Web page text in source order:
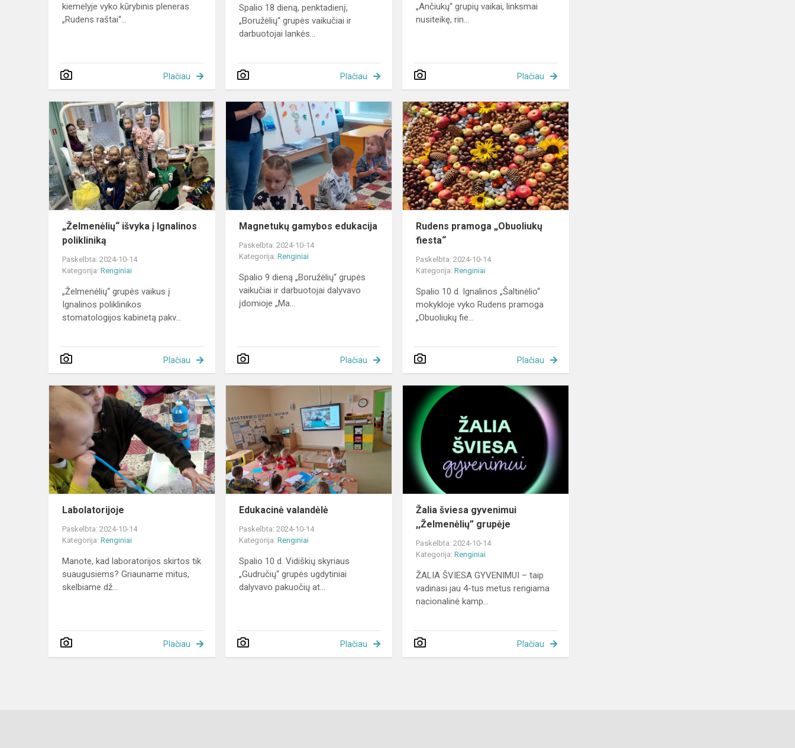
kiemelyje vyko kūrybinis pleneras
„Rudens raštai“...
Plačiau
Spalio 18 dieną, penktadienį,
„Boružėlių“ grupės vaikučiai ir
darbuotojai lankės...
Plačiau
„Ančiukų“ grupių vaikai, linksmai
nusiteikę, rin...
Plačiau
„Želmenėlių“
išvyka
Ignalinos
polikliniką
„Želmenėlių“ išvyka į Ignalinos
polikliniką
Paskelbta: 2024-10-14
Kategorija: Renginiai
„Želmenėlių“ grupės vaikus į
Ignalinos poliklinikos
stomatologijos kabinetą pakv...
Plačiau
Magnetukų
gamybos
edukacija
Magnetukų gamybos edukacija
Paskelbta: 2024-10-14
Kategorija:Renginiai
Spalio 9 dieną „Boružėlių“ grupės
vaikučiai ir darbuotojai dalyvavo
įdomioje „Ma...
Plačiau
Rudens
pramoga
„Obuoliukų
fiesta“
Rudens pramoga „Obuoliukų
fiesta“
Paskelbta: 2024-10-14
Kategorija:Renginiai
Spalio 10 d. Ignalinos „Šaltinėlio“
mokykloje vyko Rudens pramoga
„Obuoliukų fie...
Plačiau
Labolatorijoje
Labolatorijoje
Paskelbta: 2024-10-14
Kategorija: Renginiai
Manote, kad laboratorijos skirtos tik
suaugusiems? Griauname mitus,
skelbiame dž...
Plačiau
Edukacinė
valandėlė
Edukacinė valandėlė
Paskelbta: 2024-10-14
Kategorija:Renginiai
Spalio 10 d. Vidiškių skyriaus
„Gudručių“ grupės ugdytiniai
dalyvavo pakuočių at...
Plačiau
Žalia šviesa gyvenimui
,,Želmenėlių” grupėje
Paskelbta: 2024-10-14
Kategorija:Renginiai
ŽALIA ŠVIESA GYVENIMUI – taip
vadinasi jau 4-tus metus rengiama
nacionalinė kamp...
Plačiau